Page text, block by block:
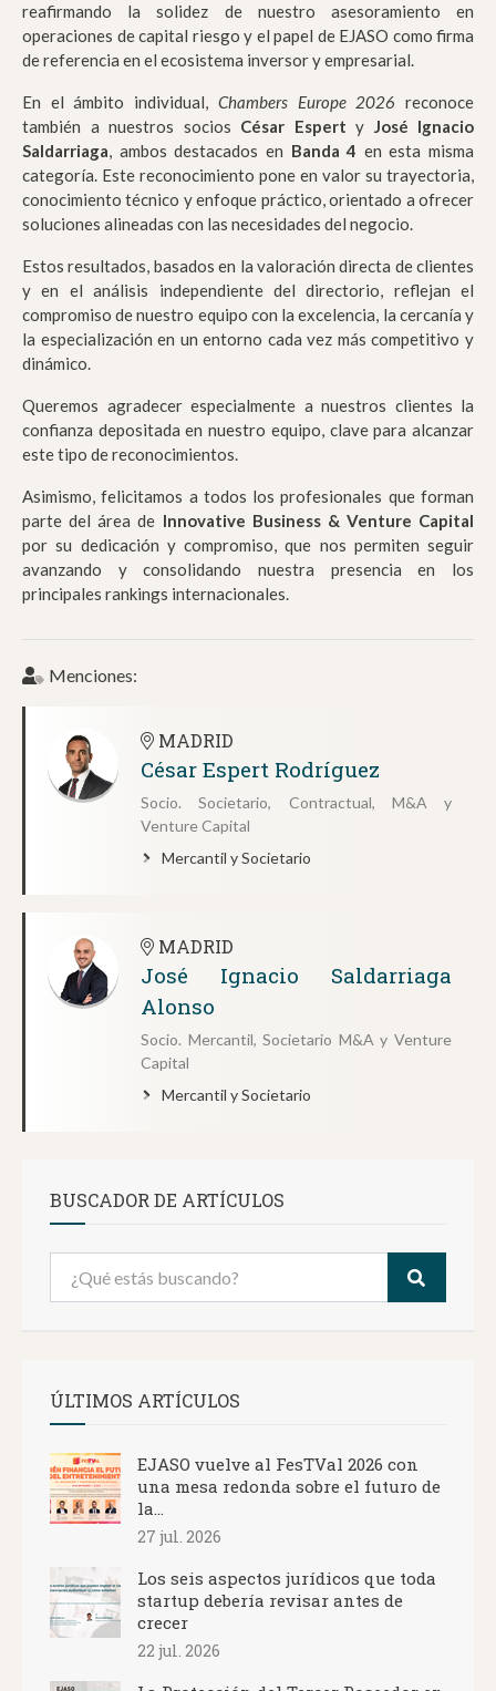
reafirmando la solidez de nuestro asesoramiento en
operaciones de capital riesgo y el papel de EJASO como firma
de referencia en el ecosistema inversor y empresarial.
En el ámbito individual, Chambers Europe 2026 reconoce
también a nuestros socios César Espert y José Ignacio
Saldarriaga, ambos destacados en Banda 4 en esta misma
categoría. Este reconocimiento pone en valor su trayectoria,
conocimiento técnico y enfoque práctico, orientado a ofrecer
soluciones alineadas con las necesidades del negocio.
Estos resultados, basados en la valoración directa de clientes
y en el análisis independiente del directorio, reflejan el
compromiso de nuestro equipo con la excelencia, la cercanía y
la especialización en un entorno cada vez más competitivo y
dinámico.
Queremos agradecer especialmente a nuestros clientes la
confianza depositada en nuestro equipo, clave para alcanzar
este tipo de reconocimientos.
Asimismo, felicitamos a todos los profesionales que forman
parte del área de Innovative Business & Venture Capital
por su dedicación y compromiso, que nos permiten seguir
avanzando y consolidando nuestra presencia en los
principales rankings internacionales.
Menciones:
MADRID
César Espert Rodríguez
Socio. Societario, Contractual, M&A y
Venture Capital
Mercantil y Societario
MADRID
José Ignacio Saldarriaga
Alonso
Socio. Mercantil, Societario M&A y Venture
Capital
Mercantil y Societario
BUSCADOR DE ARTÍCULOS
ÚLTIMOS ARTÍCULOS
EJASO vuelve al FesTVal 2026 con
una mesa redonda sobre el futuro de
la...
27 jul. 2026
Los seis aspectos jurídicos que toda
startup debería revisar antes de
crecer
22 jul. 2026